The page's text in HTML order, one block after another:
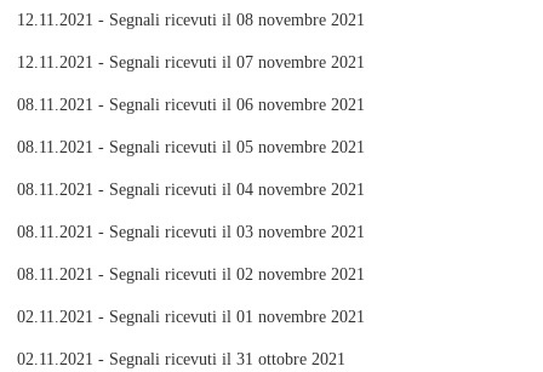
12.11.2021 - Segnali ricevuti il 08 novembre 2021
12.11.2021 - Segnali ricevuti il 07 novembre 2021
08.11.2021 - Segnali ricevuti il 06 novembre 2021
08.11.2021 - Segnali ricevuti il 05 novembre 2021
08.11.2021 - Segnali ricevuti il 04 novembre 2021
08.11.2021 - Segnali ricevuti il 03 novembre 2021
08.11.2021 - Segnali ricevuti il 02 novembre 2021
02.11.2021 - Segnali ricevuti il 01 novembre 2021
02.11.2021 - Segnali ricevuti il 31 ottobre 2021